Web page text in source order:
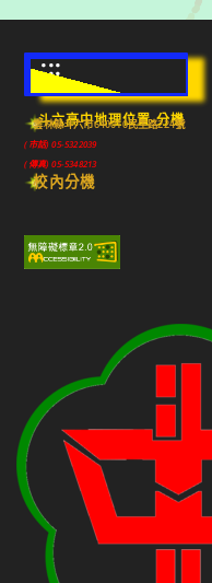
:::
斗六高中地理位置-分機
雲林縣斗六市640010民生路224號
(市話) 05-5322039
(傳真) 05-5348213
校內分機